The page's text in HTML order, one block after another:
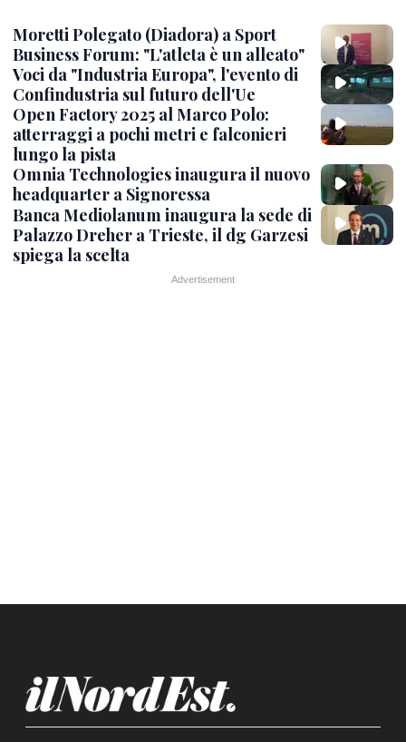
Moretti Polegato (Diadora) a Sport
Business Forum: "L'atleta è un alleato"
Voci da "Industria Europa", l'evento di
Confindustria sul futuro dell'Ue
Open Factory 2025 al Marco Polo:
atterraggi a pochi metri e falconieri
lungo la pista
Omnia Technologies inaugura il nuovo
headquarter a Signoressa
Banca Mediolanum inaugura la sede di
Palazzo Dreher a Trieste, il dg Garzesi
spiega la scelta